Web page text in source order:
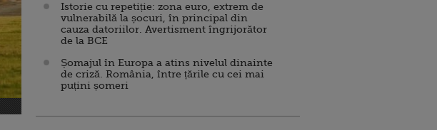
Istorie cu repetiție: zona euro, extrem de
vulnerabilă la șocuri, în principal din
cauza datoriilor. Avertisment îngrijorător
de la BCE
Șomajul în Europa a atins nivelul dinainte
de criză. România, între țările cu cei mai
puțini șomeri